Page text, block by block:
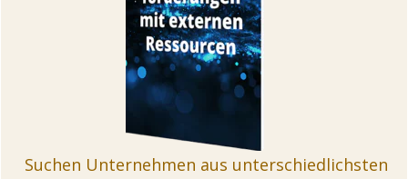
Suchen Unternehmen aus unterschiedlichsten